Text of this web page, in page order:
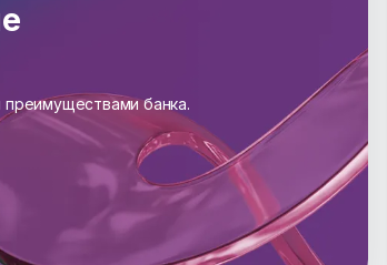
преимуществами банка.